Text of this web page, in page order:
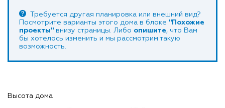
Требуется другая планировка или внешний вид?
Посмотрите варианты этого дома в блоке "Похожие
проекты" внизу страницы. Либо опишите, что Вам
бы хотелось изменить и мы рассмотрим такую
возможность.
Высота дома